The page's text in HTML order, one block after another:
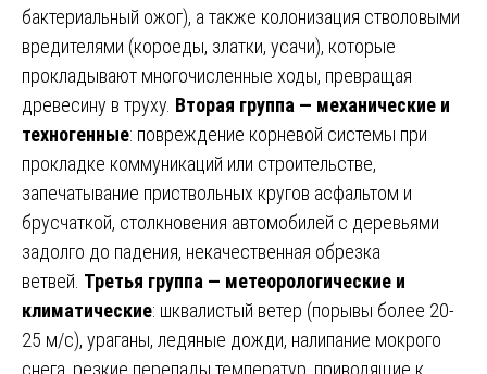
бактериальный ожог), а также колонизация стволовыми
вредителями (короеды, златки, усачи), которые
прокладывают многочисленные ходы, превращая
древесину в труху. Вторая группа — механические и
техногенные: повреждение корневой системы при
прокладке коммуникаций или строительстве,
запечатывание приствольных кругов асфальтом и
брусчаткой, столкновения автомобилей с деревьями
задолго до падения, некачественная обрезка
ветвей. Третья группа — метеорологические и
климатические: шквалистый ветер (порывы более 20-
25 м/с), ураганы, ледяные дожди, налипание мокрого
снега, резкие перепады температур, приводящие к